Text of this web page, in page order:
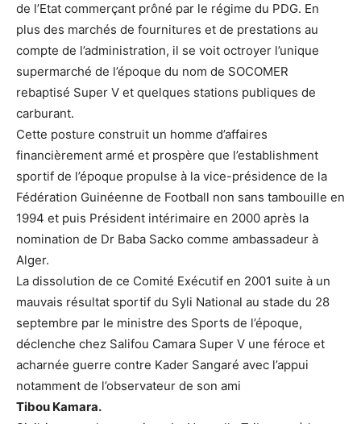
de l’Etat commerçant prôné par le régime du PDG. En
plus des marchés de fournitures et de prestations au
compte de l’administration, il se voit octroyer l’unique
supermarché de l’époque du nom de SOCOMER
rebaptisé Super V et quelques stations publiques de
carburant.
Cette posture construit un homme d’affaires
financièrement armé et prospère que l’establishment
sportif de l’époque propulse à la vice-présidence de la
Fédération Guinéenne de Football non sans tambouille en
1994 et puis Président intérimaire en 2000 après la
nomination de Dr Baba Sacko comme ambassadeur à
Alger.
La dissolution de ce Comité Exécutif en 2001 suite à un
mauvais résultat sportif du Syli National au stade du 28
septembre par le ministre des Sports de l’époque,
déclenche chez Salifou Camara Super V une féroce et
acharnée guerre contre Kader Sangaré avec l’appui
notamment de l’observateur de son ami
Tibou Kamara.